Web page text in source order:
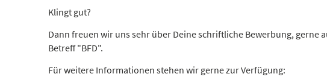
Klingt gut?
Dann freuen wir uns sehr über Deine schriftliche Bewerbung, gerne
Betreff "BFD".
Für weitere Informationen stehen wir gerne zur Verfügung: